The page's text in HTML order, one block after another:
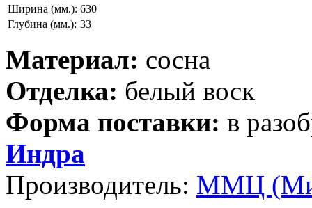
Ширина (мм.): 630
Глубина (мм.): 33
Материал: сосна
Отделка: белый воск
Форма поставки: в
Индра
Производитель: ММЦ